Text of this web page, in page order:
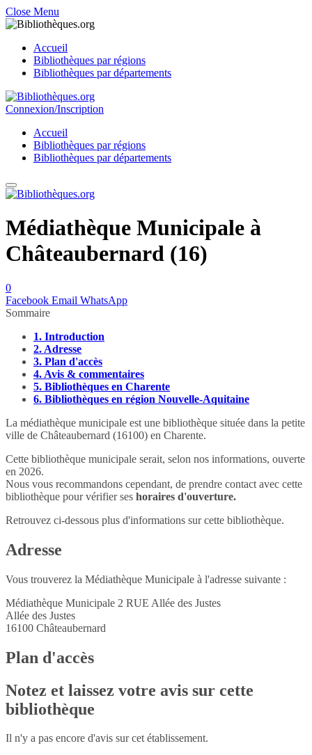
Close Menu
Accueil
Bibliothèques par régions
Bibliothèques par départements
Connexion/Inscription
Accueil
Bibliothèques par régions
Bibliothèques par départements
Médiathèque Municipale à
Châteaubernard (16)
0
Facebook Email WhatsApp
Sommaire
1. Introduction
2. Adresse
3. Plan d'accès
4. Avis & commentaires
5. Bibliothèques en Charente
6. Bibliothèques en région Nouvelle-Aquitaine
La médiathèque municipale est une bibliothèque située dans la petite
ville de Châteaubernard (16100) en Charente.
Cette bibliothèque municipale serait, selon nos informations, ouverte
en 2026.
Nous vous recommandons cependant, de prendre contact avec cette
bibliothèque pour vérifier ses horaires d'ouverture.
Retrouvez ci-dessous plus d'informations sur cette bibliothèque.
Adresse
Vous trouverez la Médiathèque Municipale à l'adresse suivante :
Médiathèque Municipale 2 RUE Allée des Justes
Allée des Justes
16100 Châteaubernard
Plan d'accès
Notez et laissez votre avis sur cette
bibliothèque
Il n'y a pas encore d'avis sur cet établissement.